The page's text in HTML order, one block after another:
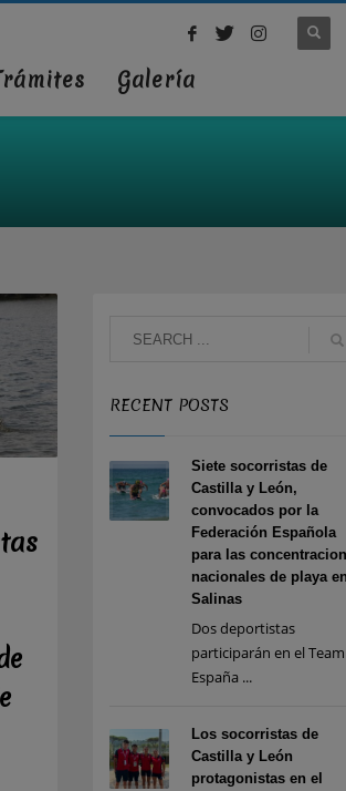
Galería
RECENT POSTS
Siete socorristas de
Castilla y León,
convocados por la
Federación Española
para las
nacionales de playa en
Salinas
Dos deportistas
participarán en el Team
España ...
Los socorristas de
Castilla y León
protagonistas en el